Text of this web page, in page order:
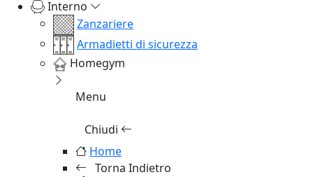
Interno
Zanzariere
Armadietti di sicurezza
Homegym
Menu
Chiudi
Home
Torna Indietro